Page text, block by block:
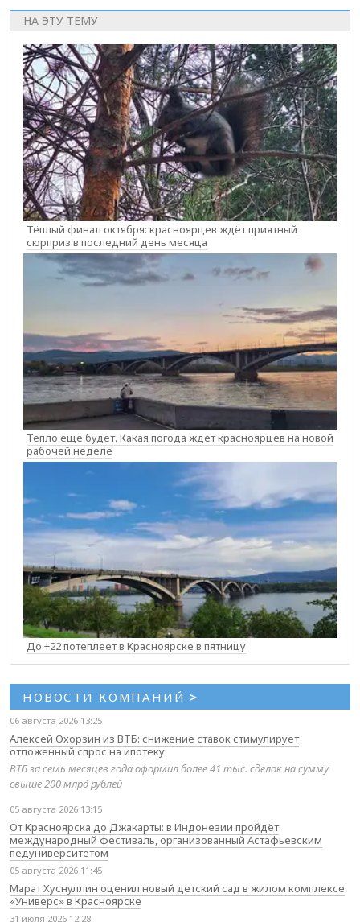
НА ЭТУ ТЕМУ
Тёплый финал октября: красноярцев ждёт приятный
сюрприз в последний день месяца
Тепло еще будет. Какая погода ждет красноярцев на новой
рабочей неделе
До +22 потеплеет в Красноярске в пятницу
НОВОСТИ КОМПАНИЙ >
06 августа 2026 13:25
Алексей Охорзин из ВТБ: снижение ставок стимулирует
отложенный спрос на ипотеку
ВТБ за семь месяцев года оформил более 41 тыс. сделок на сумму
свыше 200 млрд рублей
05 августа 2026 13:15
От Красноярска до Джакарты: в Индонезии пройдёт
международный фестиваль, организованный Астафьевским
педуниверситетом
05 августа 2026 11:45
Марат Хуснуллин оценил новый детский сад в жилом комплексе
«Универс» в Красноярске
31 июля 2026 12:28